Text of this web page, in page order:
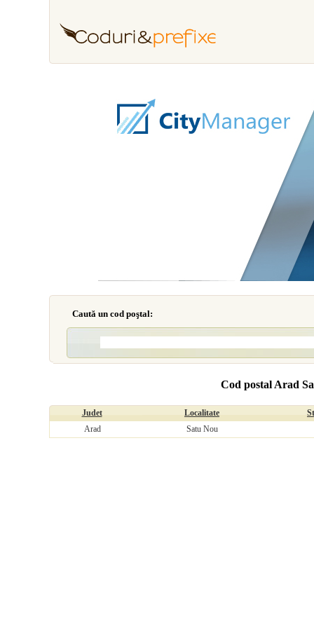
Caută un cod poştal:
Cod postal Arad
Judet Localitate
Arad
Satu Nou